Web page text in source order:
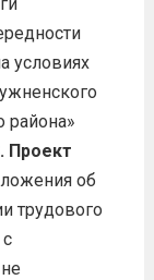
условиях
района»
Проект
об
трудового